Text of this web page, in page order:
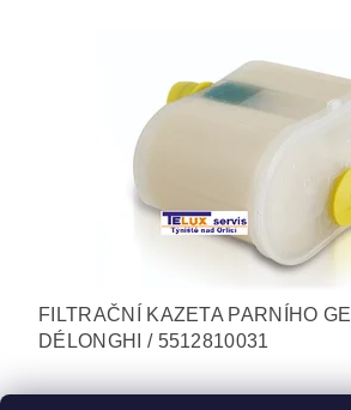
FILTRAČNÍ KAZETA PARNÍHO
DÉLONGHI / 5512810031